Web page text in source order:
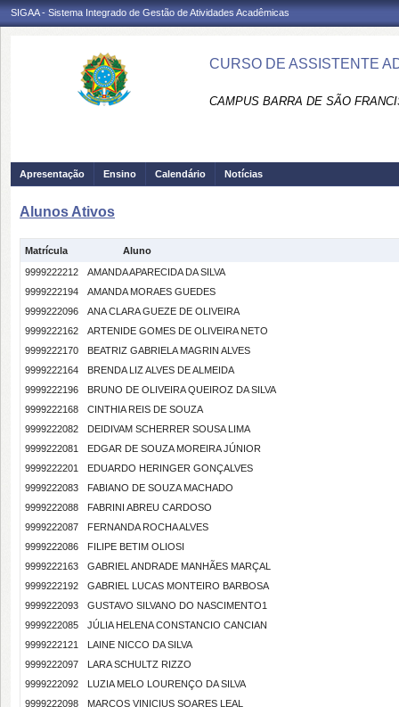
SIGAA - Sistema Integrado de Gestão de Atividades Acadêmicas
CURSO DE ASSISTENTE
CAMPUS BARRA DE SÃO
Apresentação Ensino Calendário Notícias
Alunos Ativos
Matrícula
Aluno
9999222212
AMANDA APARECIDA DA SILVA
9999222194
AMANDA MORAES GUEDES
9999222096
ANA CLARA GUEZE DE OLIVEIRA
9999222162
ARTENIDE GOMES DE OLIVEIRA NETO
9999222170
BEATRIZ GABRIELA MAGRIN ALVES
9999222164
BRENDA LIZ ALVES DE ALMEIDA
9999222196
BRUNO DE OLIVEIRA QUEIROZ DA SILVA
9999222168
CINTHIA REIS DE SOUZA
9999222082
DEIDIVAM SCHERRER SOUSA LIMA
9999222081
EDGAR DE SOUZA MOREIRA JÚNIOR
9999222201
EDUARDO HERINGER GONÇALVES
9999222083
FABIANO DE SOUZA MACHADO
9999222088
FABRINI ABREU CARDOSO
9999222087
FERNANDA ROCHA ALVES
9999222086
FILIPE BETIM OLIOSI
9999222163
GABRIEL ANDRADE MANHÃES MARÇAL
9999222192
GABRIEL LUCAS MONTEIRO BARBOSA
9999222093
GUSTAVO SILVANO DO NASCIMENTO1
9999222085
JÚLIA HELENA CONSTANCIO CANCIAN
9999222121
LAINE NICCO DA SILVA
9999222097
LARA SCHULTZ RIZZO
9999222092
LUZIA MELO LOURENÇO DA SILVA
9999222098
MARCOS VINICIUS SOARES LEAL